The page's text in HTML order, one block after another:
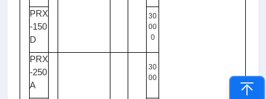
PRX
-150
D
30
00
0
PRX
-250
A
30
00